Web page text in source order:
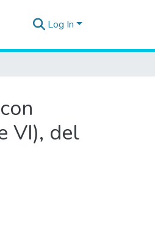
Log In
VI), del